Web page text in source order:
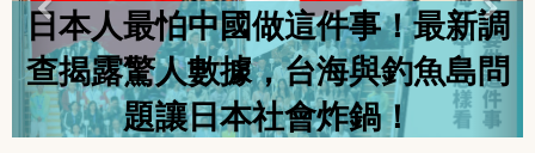
日本人最怕中國做這件事！最新調
查揭露驚人數據，台海與釣魚島問
題讓日本社會炸鍋！